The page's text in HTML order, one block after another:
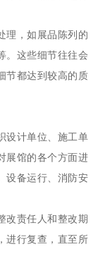
理，如展品陈列的
。这些细节往往会
节都达到较高的质
设计单位、施工单
展馆的各个方面进
设备运行、消防安
改责任人和整改期
进行复查，直至所